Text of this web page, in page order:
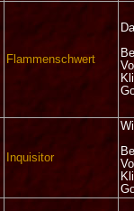
Flammenschwert
Inquisitor